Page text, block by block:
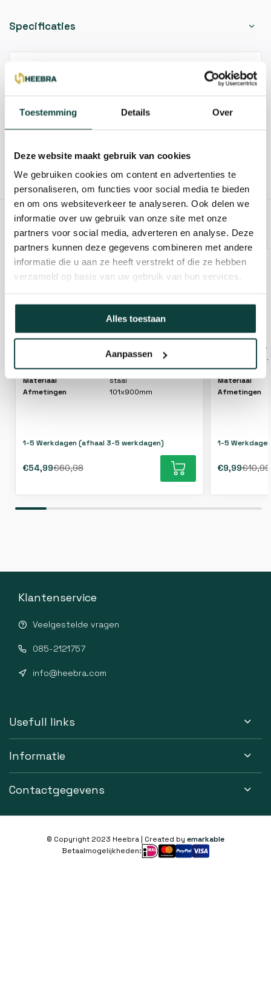
Toestemming Details Over
Deze website maakt gebruik van cookies
We gebruiken cookies om content en advertenties te
personaliseren, om functies voor social media te bieden
en om ons websiteverkeer te analyseren. Ook delen we
informatie over uw gebruik van onze site met onze
partners voor social media, adverteren en analyse. Deze
partners kunnen deze gegevens combineren met andere
informatie die u aan ze heeft verstrekt of die ze hebben
verzameld op basis van uw gebruik van hun services.
Alles toestaan
Aanpassen
Specificaties
info@heebra.com
Hovenier of klusbedrijf? Neem contact met ons op voor
10% korting!
GERELATEERDE PRODUCTEN
mm (andere pen) – set van 2 stuks
Materiaal
staal
Afmetingen
101x900mm
1-5 Werkdagen (afhaal 3-5 werkdagen)
€54,99€60,98
vuurverzinkt
Materiaal
Afmetingen
1-5
€9,99€10,99
Klantenservice
Veelgestelde vragen
085-2121757
info@heebra.com
Usefull links
Informatie
Contactgegevens
© Copyright 2023 Heebra | Created by emarkable
Betaalmogelijkheden: